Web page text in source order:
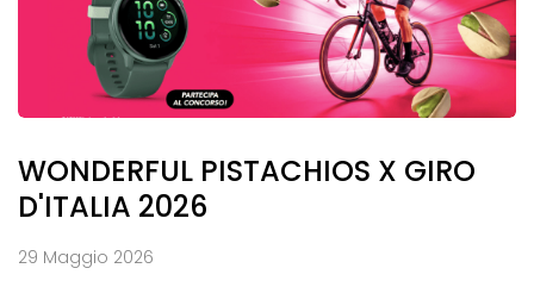
WONDERFUL PISTACHIOS X GIRO
D'ITALIA 2026
29 Maggio 2026